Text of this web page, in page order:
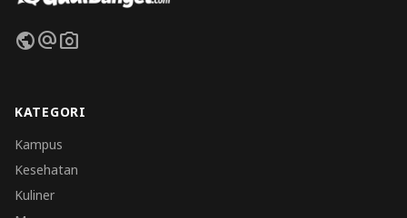
publicalternate_emailphoto_camera
KATEGORI
Kampus
Kesehatan
Kuliner